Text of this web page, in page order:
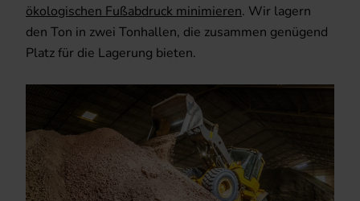
ökologischen Fußabdruck minimieren. Wir lagern
den Ton in zwei Tonhallen, die zusammen genügend
Platz für die Lagerung bieten.